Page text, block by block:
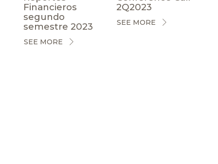
Financieros
segundo
semestre 2023
SEE MORE
2Q2023
SEE MORE